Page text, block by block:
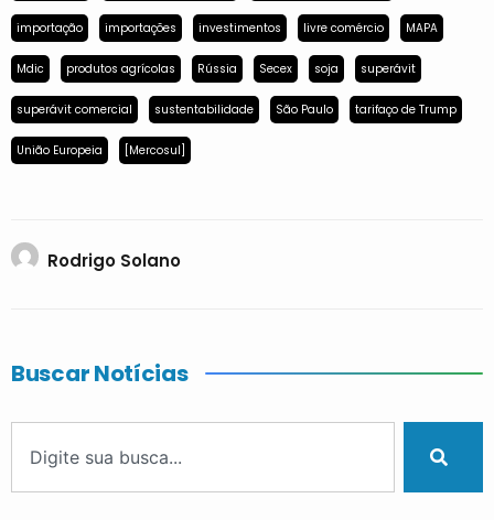
importação importações investimentos livre comércio MAPA
Mdic produtos agrícolas Rússia Secex soja superávit
superávit comercial sustentabilidade São Paulo tarifaço de Trump
União Europeia [Mercosul]
Rodrigo Solano
Buscar Notícias